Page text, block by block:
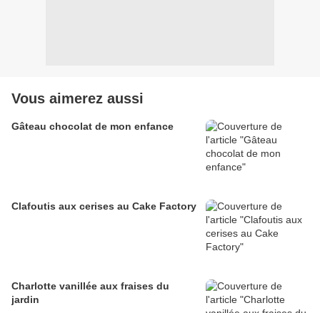
Vous aimerez aussi
Gâteau chocolat de mon enfance
Clafoutis aux cerises au Cake Factory
Charlotte vanillée aux fraises du
jardin